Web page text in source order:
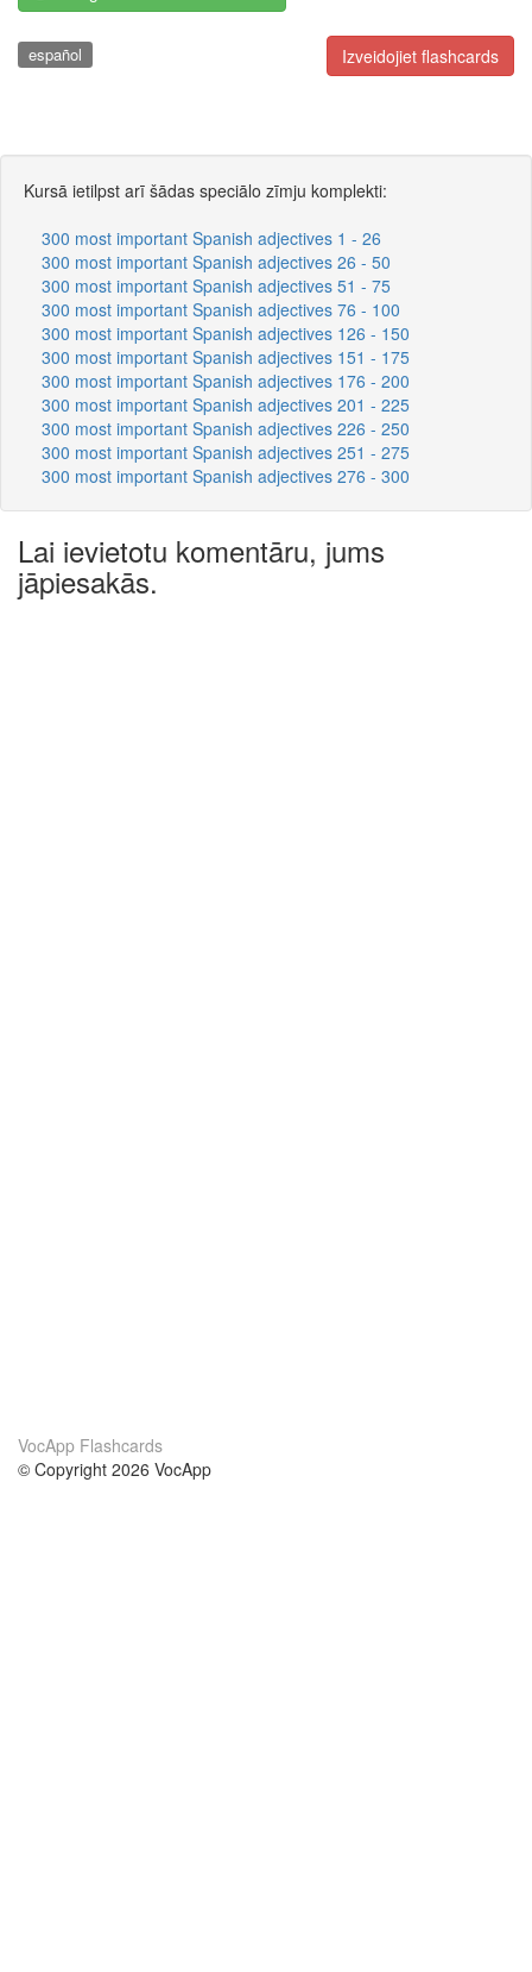
Izveidojiet flashcards
español
Kursā ietilpst arī šādas speciālo zīmju komplekti:
300 most important Spanish adjectives 1 - 26
300 most important Spanish adjectives 26 - 50
300 most important Spanish adjectives 51 - 75
300 most important Spanish adjectives 76 - 100
300 most important Spanish adjectives 126 - 150
300 most important Spanish adjectives 151 - 175
300 most important Spanish adjectives 176 - 200
300 most important Spanish adjectives 201 - 225
300 most important Spanish adjectives 226 - 250
300 most important Spanish adjectives 251 - 275
300 most important Spanish adjectives 276 - 300
Lai ievietotu komentāru, jums
jāpiesakās.
VocApp Flashcards
© Copyright 2026 VocApp